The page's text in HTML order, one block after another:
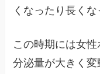
くなったり長くな
この時期には女
分泌量が大きく変